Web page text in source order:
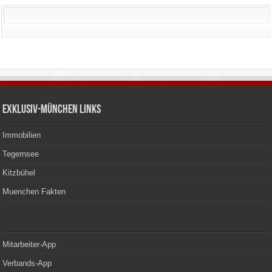
Exklusiv-München Links
Immobilien
Tegernsee
Kitzbühel
Muenchen Fakten
Mitarbeiter-App
Verbands-App